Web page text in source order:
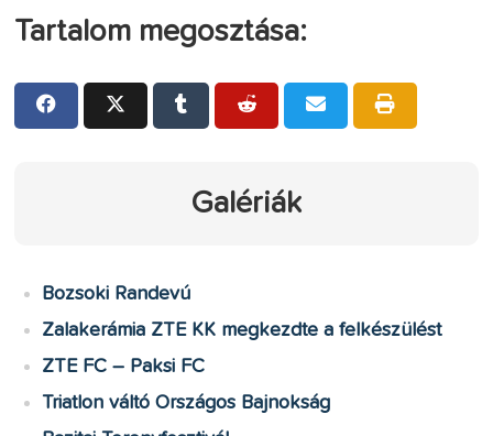
Tartalom megosztása:
Galériák
Bozsoki Randevú
Zalakerámia ZTE KK megkezdte a felkészülést
ZTE FC – Paksi FC
Triatlon váltó Országos Bajnokság